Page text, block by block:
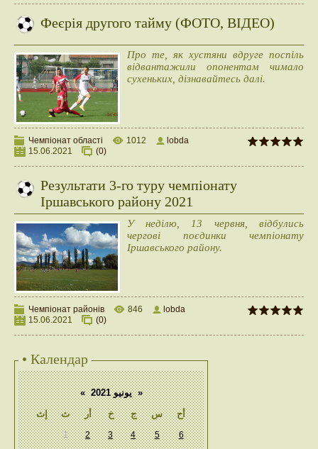
Феєрія другого тайму (ФОТО, ВІДЕО)
Про те, як хустяни вдруге поспіль
відвантажили опонентам чимало
сухеньких, дізнавайтесь далі.
Чемпіонат області 1012
lobda
15.06.2021
(0)
Результати 3-го туру чемпіонату
Іршавського району 2021
У неділю, 13 червня, відбулись
чергові поєдинки чемпіонату
Іршавського району.
Чемпіонат районів 846
lobda
15.06.2021
(0)
• Календар
« يونيو 2021 »
إث
ث أر خ ج س أح
1 2 3 4 5 6